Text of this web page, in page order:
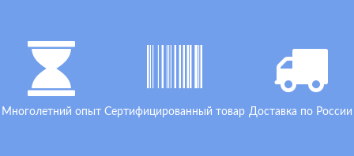
Многолетний опыт Сертифицированный товар Доставка по России